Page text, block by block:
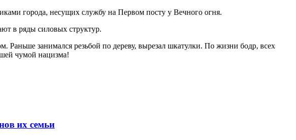
города, несущих службу на Первом посту у Вечного огня.
в ряды силовых структур.
Раньше занимался резьбой по дереву, вырезал шкатулки. По жизни бодр, всех
чумой нацизма!
их семьи